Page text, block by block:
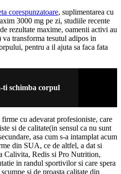
corespunzatoare, suplimentarea cu
3000 mg pe zi, studiile recente
rezultate maxime, oamenii activi au
transforma tesutul adipos in
pentru a il ajuta sa faca fata
ti schimba corpul
cu adevarat profesioniste, care
si de calitate(in sensul ca nu sunt
asa cum s-a intamplat acum
din SUA, ce de altfel, a dat si
Calivita, Redis si Pro Nutrition,
in randul sportivilor si care spera
si de proasta calitate din